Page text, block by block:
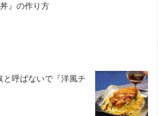
』の作り方
と呼ばないで『洋風チ